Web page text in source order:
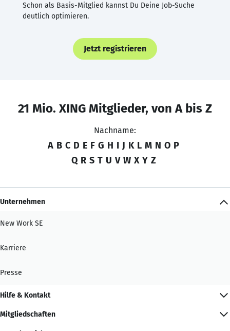
Schon als Basis-Mitglied kannst Du Deine Job-Suche
deutlich optimieren.
Jetzt registrieren
21 Mio. XING Mitglieder, von A bis Z
Nachname:
A B C D E F G H I J K L M N O P
Q R S T U V W X Y Z
Unternehmen
New Work SE
Karriere
Presse
Hilfe & Kontakt
Mitgliedschaften